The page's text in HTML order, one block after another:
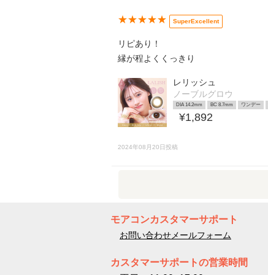
★★★★★ SuperExcellent
リピあり！
縁が程よくくっきり
レリッシュ
ノーブルグロウ
DIA 14.2mm BC 8.7mm ワンデー
¥1,892
2024年08月20日投稿
モアコンカスタマーサポート
お問い合わせメールフォーム
カスタマーサポートの営業時間